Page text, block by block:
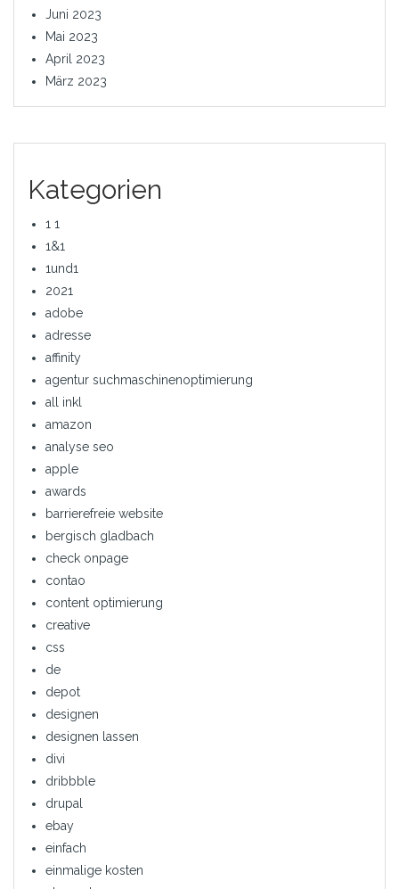
Juni 2023
Mai 2023
April 2023
März 2023
Kategorien
1 1
1&1
1und1
2021
adobe
adresse
affinity
agentur suchmaschinenoptimierung
all inkl
amazon
analyse seo
apple
awards
barrierefreie website
bergisch gladbach
check onpage
contao
content optimierung
creative
css
de
depot
designen
designen lassen
divi
dribbble
drupal
ebay
einfach
einmalige kosten